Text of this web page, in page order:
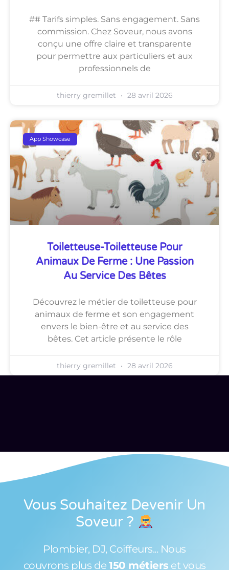
## Tarifs simples. Sans engagement. Sans
commission. Chez Soveur, nous avons
conçu une offre claire et transparente
pour permettre aux particuliers et aux
professionnels de
thierry gremillet 28 avril 2026
App Showcase
Toiletteuse-Toiletteuse Pour
Animaux De Ferme : Une Passion
Au Service Des Bêtes
Découvrez le métier de toiletteuse pour
animaux de ferme et son engagement
envers le bien-être et au service des
bêtes. Cet article présente le rôle
thierry gremillet 28 avril 2026
Vous Souhaitez Devenir Un
Soveur ?
Plombier, DJ, Coiffeurs... Nous
couvrons plus de 150 métiers et vous